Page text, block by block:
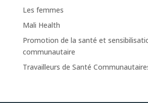
Les femmes
Mali Health
Promotion de la santé et
communautaire
Travailleurs de Santé